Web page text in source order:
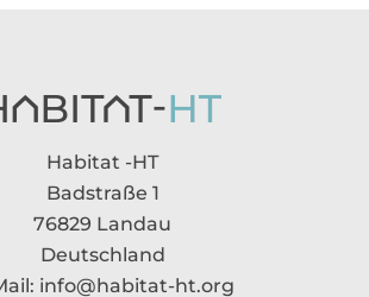
Habitat -HT
Badstraße 1
76829 Landau
Deutschland
info@habitat-ht.org